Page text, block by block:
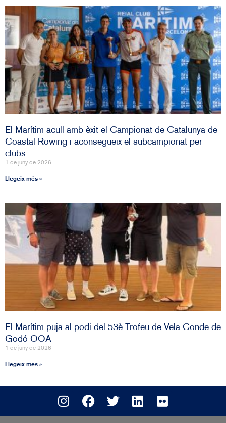
El Marítim acull amb èxit el Campionat de Catalunya de
Coastal Rowing i aconsegueix el subcampionat per
clubs
1 de juny de 2026
Llegeix més »
El Marítim puja al podi del 53è Trofeu de Vela Conde de
Godó OOA
1 de juny de 2026
Llegeix més »